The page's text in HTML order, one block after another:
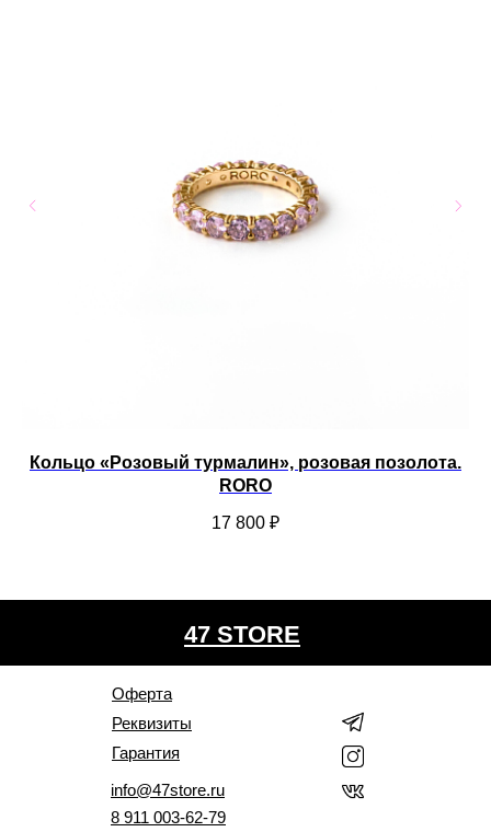
Кольцо «Розовый турмалин», розовая позолота.
RORO
17 800 ₽
info@47store.ru
Оферта
Реквизиты
Гарантия
47 STORE
8 911 003-62-79